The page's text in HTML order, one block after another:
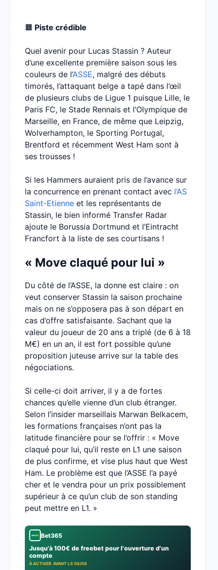
🟧 Piste crédible
Quel avenir pour Lucas Stassin ? Auteur
d’une excellente première saison sous les
couleurs de l’ASSE, malgré des débuts
timorés, l’attaquant belge a tapé dans l’œil
de plusieurs clubs de Ligue 1 puisque Lille, le
Paris FC, le Stade Rennais et l’Olympique de
Marseille, en France, de même que Leipzig,
Wolverhampton, le Sporting Portugal,
Brentford et récemment West Ham sont à
ses trousses !
Si les Hammers auraient pris de l’avance sur
la concurrence en prenant contact avec l’AS
Saint-Etienne et les représentants de
Stassin, le bien informé Transfer Radar
ajoute le Borussia Dortmund et l’Eintracht
Francfort à la liste de ses courtisans !
« Move claqué pour lui »
Du côté de l’ASSE, la donne est claire : on
veut conserver Stassin la saison prochaine
mais on ne s’opposera pas à son départ en
cas d’offre satisfaisante. Sachant que la
valeur du joueur de 20 ans a triplé (de 6 à 18
M€) en un an, il est fort possible qu’une
proposition juteuse arrive sur la table des
négociations.
Si celle-ci doit arriver, il y a de fortes
chances qu’elle vienne d’un club étranger.
Selon l’insider marseillais Marwan Belkacem,
les formations françaises n’ont pas la
latitude financière pour se l’offrir : « Move
claqué pour lui, qu’il reste en L1 une saison
de plus confirme, et vise plus haut que West
Ham. Le problème est que l’ASSE l’a payé
cher et le vendra pour un prix possiblement
supérieur à ce qu’un club de son standing
peut mettre en L1. »
Bet365
Jusqu'à 100€ de freebet pour l'ouverture d'un
compte
À ACTIVER AVANT LE 08/08